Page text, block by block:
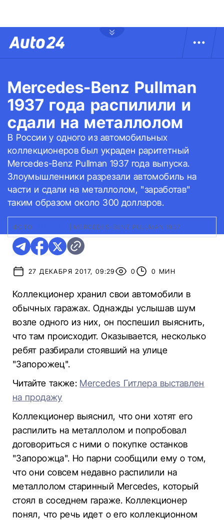
Mercedes-Benz Pullman
1937 года распилили и
сдали на металлолом
В России у одного из автомобильных
коллекционеров был украден раритетный
Mercedes-Benz Pullman 1937 года выпуска.
Злоумышленники разрезали автомобиль на
части и сдали на металлолом, "заработав"
таким образом около 300 долларов.
ФОТО: MERCEDES-BENZ PULLMAN 1937
27 ДЕКАБРЯ 2017, 09:29 0 0 МИН
Коллекционер хранил свои автомобили в
обычных гаражах. Однажды услышав шум
возле одного из них, он поспешил выяснить,
что там происходит. Оказывается, несколько
ребят разбирали стоявший на улице
"Запорожец".
Читайте также: Mercedes Гитлера выставлен
на продажу
Коллекционер выяснил, что они хотят его
распилить на металлолом и попробовал
договориться с ними о покупке останков
"Запорожца". Но парни сообщили ему о том,
что они совсем недавно распилили на
металлолом старинный Mercedes, который
стоял в соседнем гараже. Коллекционер
понял, что речь идет о его коллекционном